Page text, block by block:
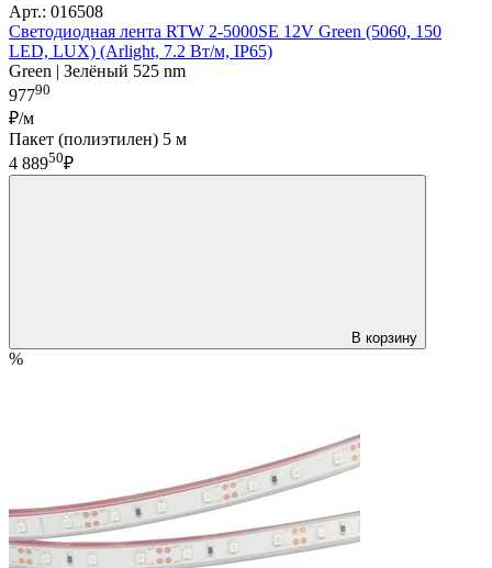
Арт.: 016508
Светодиодная лента RTW 2-5000SE 12V Green (5060, 150
LED, LUX) (Arlight, 7.2 Вт/м, IP65)
Green | Зелёный 525 nm
97790
₽/м
Пакет (полиэтилен) 5 м
4 88950₽
В корзину
%